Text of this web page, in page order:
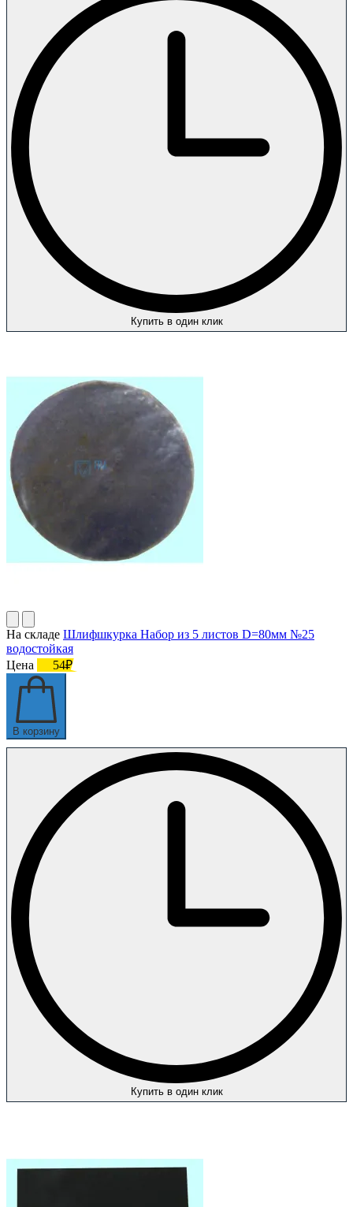
Купить в один клик
На складе Шлифшкурка Набор из 5 листов D=80мм №25
водостойкая
Цена
54₽
В корзину
Купить в один клик